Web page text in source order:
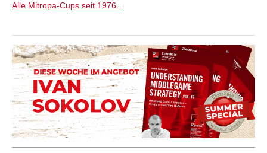
Alle Mitropa-Cups seit 1976...